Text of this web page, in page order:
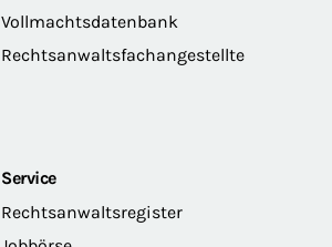
Vollmachtsdatenbank
Rechtsanwaltsfachangestellte
Service
Rechtsanwaltsregister